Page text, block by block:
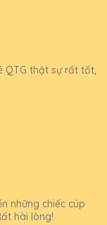
QTG thật sự rất tốt,
những chiếc cúp
hài lòng!